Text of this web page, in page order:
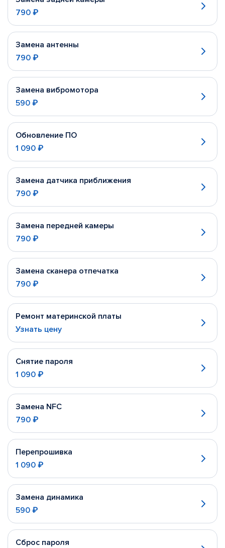
790 ₽
Замена антенны
790 ₽
Замена вибромотора
590 ₽
Обновление ПО
1 090 ₽
Замена датчика приближения
790 ₽
Замена передней камеры
790 ₽
Замена сканера отпечатка
790 ₽
Ремонт материнской платы
Узнать цену
Снятие пароля
1 090 ₽
Замена NFC
790 ₽
Перепрошивка
1 090 ₽
Замена динамика
590 ₽
Сброс пароля